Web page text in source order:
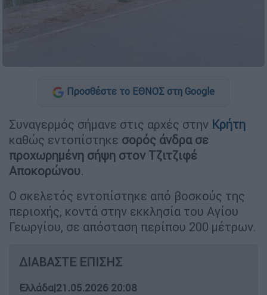
Προσθέστε το ΕΘΝΟΣ στη Google
Συναγερμός σήμανε στις αρχές στην Κρήτη
καθώς εντοπίστηκε σορός άνδρα σε
προχωρημένη σήψη στον Τζιτζιφέ
Αποκορώνου.
Ο σκελετός εντοπίστηκε από βοσκούς της
περιοχής, κοντά στην εκκλησία του Αγίου
Γεωργίου, σε απόσταση περίπου 200 μέτρων.
ΔΙΑΒΑΣΤΕ ΕΠΙΣΗΣ
Ελλάδα|21.05.2026 20:08